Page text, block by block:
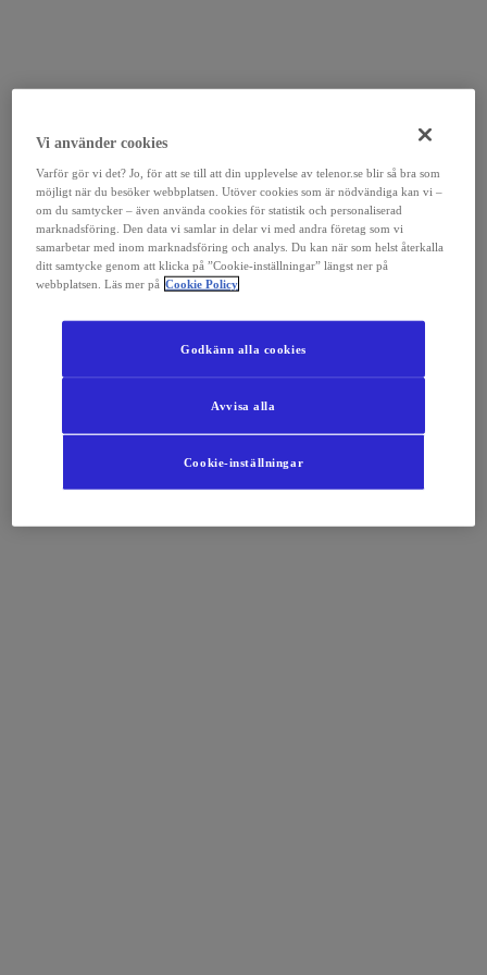
Vi använder cookies
Varför gör vi det? Jo, för att se till att din upplevelse av telenor.se blir så bra som
möjligt när du besöker webbplatsen. Utöver cookies som är nödvändiga kan vi –
om du samtycker – även använda cookies för statistik och personaliserad
marknadsföring. Den data vi samlar in delar vi med andra företag som vi
samarbetar med inom marknadsföring och analys. Du kan när som helst återkalla
ditt samtycke genom att klicka på ”Cookie-inställningar” längst ner på
webbplatsen. Läs mer på Cookie Policy
Cookie-inställningar
Avvisa alla
Godkänn alla cookies